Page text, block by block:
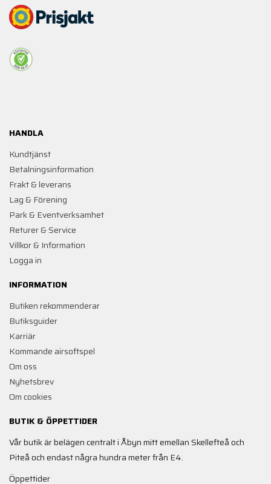
HANDLA
Kundtjänst
Betalningsinformation
Frakt & leverans
Lag & Förening
Park & Eventverksamhet
Returer & Service
Villkor & Information
Logga in
INFORMATION
Butiken rekommenderar
Butiksguider
Karriär
Kommande airsoftspel
Om oss
Nyhetsbrev
Om cookies
BUTIK & ÖPPETTIDER
Vår butik är belägen centralt i Åbyn mitt emellan Skellefteå och
Piteå och endast några hundra meter från E4.
Öppettider